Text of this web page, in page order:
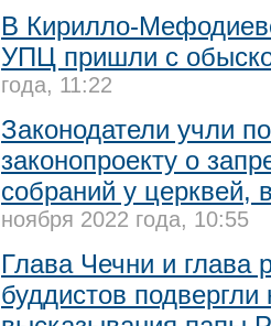
В Кирилло-
УПЦ пришли с
года, 11:22
Законодатели учли
законопроекту о
собраний у церквей,
ноября 2022 года, 10:55
Глава Чечни и глава
буддистов подвергли